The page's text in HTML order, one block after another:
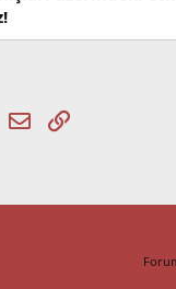
E-postaLink